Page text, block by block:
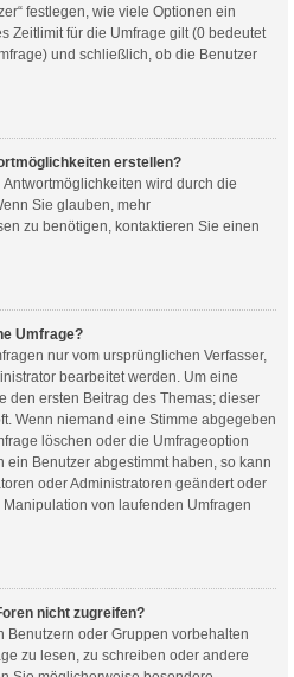
festlegen, wie viele Optionen ein
Zeitlimit für die Umfrage gilt (0 bedeutet
und schließlich, ob die Benutzer
erstellen?
wird durch die
Sie glauben, mehr
zu benötigen, kontaktieren Sie einen
Umfrage?
nur vom ursprünglichen Verfasser,
bearbeitet werden. Um eine
den ersten Beitrag des Themas; dieser
Wenn niemand eine Stimme abgegeben
löschen oder die Umfrageoption
Benutzer abgestimmt haben, so kann
oder Administratoren geändert oder
von laufenden Umfragen
nicht zugreifen?
Benutzern oder Gruppen vorbehalten
zu lesen, zu schreiben oder andere